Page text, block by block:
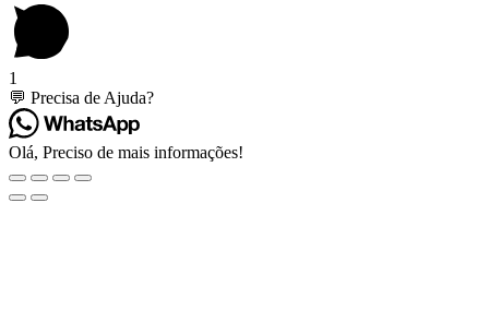
1
💬 Precisa de Ajuda?
Olá, Preciso de mais informações!